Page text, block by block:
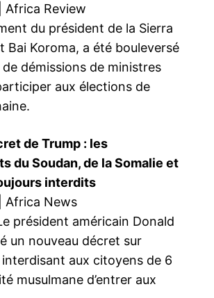
Africa Review
du président de la Sierra
Bai Koroma, a été bouleversé
démissions de ministres
aux élections de
de Trump : les
du Soudan, de la Somalie et
interdits
Africa News
président américain Donald
un nouveau décret sur
interdisant aux citoyens de 6
musulmane d’entrer aux